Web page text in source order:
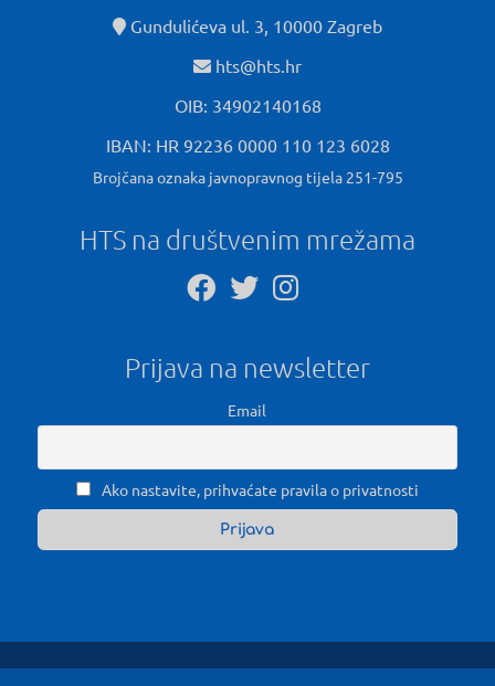
Gundulićeva ul. 3, 10000 Zagreb
hts@hts.hr
OIB: 34902140168
IBAN: HR 92236 0000 110 123 6028
Brojčana oznaka javnopravnog tijela 251-795
HTS na društvenim mrežama
Prijava na newsletter
Email
Ako nastavite, prihvaćate pravila o privatnosti